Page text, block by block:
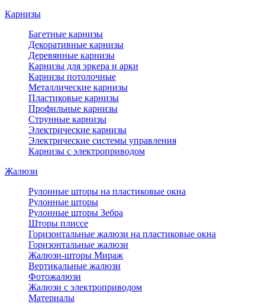
Карнизы
Багетные карнизы
Декоративные карнизы
Деревянные карнизы
Карнизы для эркера и арки
Карнизы потолочные
Металлические карнизы
Пластиковые карнизы
Профильные карнизы
Струнные карнизы
Электрические карнизы
Электрические системы управления
Карнизы с электроприводом
Жалюзи
Рулонные шторы на пластиковые окна
Рулонные шторы
Рулонные шторы Зебра
Шторы плиссе
Горизонтальные жалюзи на пластиковые окна
Горизонтальные жалюзи
Жалюзи-шторы Мираж
Вертикальные жалюзи
Фотожалюзи
Жалюзи с электроприводом
Материалы